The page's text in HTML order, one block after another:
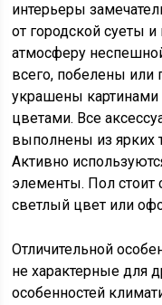
интерьеры
от городской суеты
атмосферу
всего, побелены или
украшены
цветами. Все
выполнены из ярких
Активно
элементы. Пол стоит
светлый цвет или
Отличительной
не характерные для
особенностей